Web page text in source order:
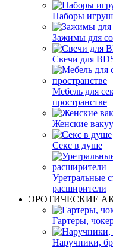
Наборы
Зажимы для
Свечи для
Мебель для
пространстве
Женские
Секс в душе
Уретральные
расширители
ЭРОТИЧЕСКИЕ
Гартеры,
Наручники,